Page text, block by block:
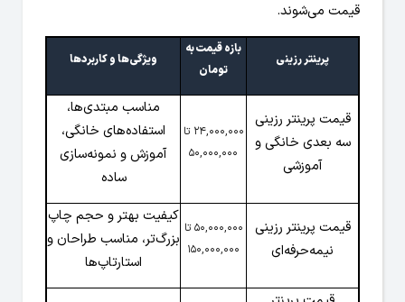
قیمت می‌شوند.
پرینتر رزینی
بازه قیمت به
تومان
ویژگی‌ها و کاربردها
قیمت پرینتر رزینی
سه بعدی خانگی و
آموزشی
24,000,000 تا
50,000,000
مناسب مبتدی‌ها،
استفاده‌های خانگی،
آموزش و نمونه‌سازی
ساده
قیمت پرینتر رزینی
نیمه‌حرفه‌ای
50,000,000 تا
150,000,000
کیفیت بهتر و حجم چاپ
بزرگ‌تر، مناسب طراحان و
استارتاپ‌ها